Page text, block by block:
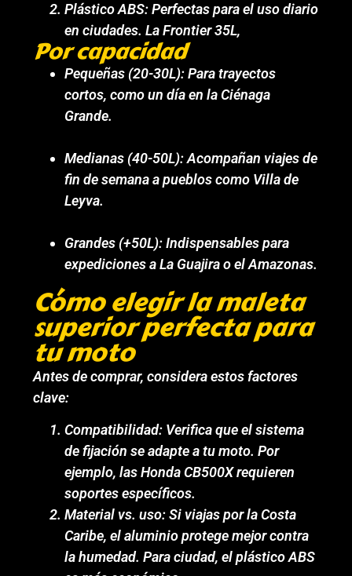
Plástico ABS: Perfectas para el uso diario
en ciudades. La Frontier 35L,
Por capacidad
Pequeñas (20-30L): Para trayectos
cortos, como un día en la Ciénaga
Grande.
Medianas (40-50L): Acompañan viajes de
fin de semana a pueblos como Villa de
Leyva.
Grandes (+50L): Indispensables para
expediciones a La Guajira o el Amazonas.
Cómo elegir la maleta
superior perfecta para
tu moto
Antes de comprar, considera estos factores
clave:
Compatibilidad: Verifica que el sistema
de fijación se adapte a tu moto. Por
ejemplo, las Honda CB500X requieren
soportes específicos.
Material vs. uso: Si viajas por la Costa
Caribe, el aluminio protege mejor contra
la humedad. Para ciudad, el plástico ABS